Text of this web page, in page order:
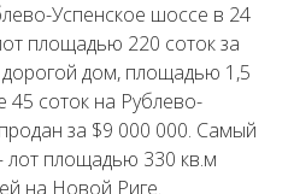
Успенское шоссе в 24
площадью 220 соток за
дом, площадью 1,5
45 соток на Рублево-
за $9 000 000. Самый
лот площадью 330 кв.м
на Новой Риге.